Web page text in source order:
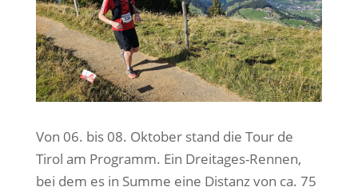
Von 06. bis 08. Oktober stand die Tour de
Tirol am Programm. Ein Dreitages-Rennen,
bei dem es in Summe eine Distanz von ca. 75